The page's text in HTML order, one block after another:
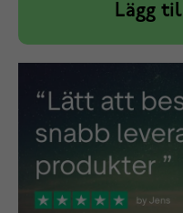
Lägg